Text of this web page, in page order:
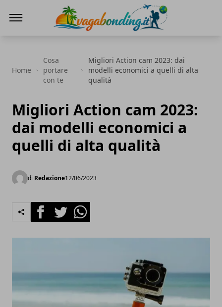
Home
Cosa
portare
con te
Migliori Action cam 2023: dai
modelli economici a quelli di alta
qualità
Migliori Action cam 2023:
dai modelli economici a
quelli di alta qualità
di Redazione12/06/2023
FacebookTwitterWhatsapp